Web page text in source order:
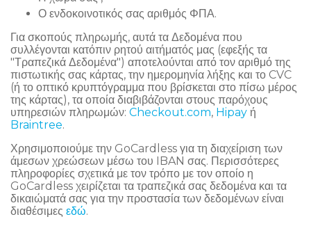
Ο ενδοκοινοτικός σας αριθμός ΦΠΑ.
Για σκοπούς πληρωμής, αυτά τα Δεδομένα που
συλλέγονται κατόπιν ρητού αιτήματός μας (εφεξής τα
"Τραπεζικά Δεδομένα") αποτελούνται από τον αριθμό της
πιστωτικής σας κάρτας, την ημερομηνία λήξης και το CVC
(ή το οπτικό κρυπτόγραμμα που βρίσκεται στο πίσω μέρος
της κάρτας), τα οποία διαβιβάζονται στους παρόχους
υπηρεσιών πληρωμών: Checkout.com, Hipay ή
Braintree.
Χρησιμοποιούμε την GoCardless για τη διαχείριση των
άμεσων χρεώσεων μέσω του IBAN σας. Περισσότερες
πληροφορίες σχετικά με τον τρόπο με τον οποίο η
GoCardless χειρίζεται τα τραπεζικά σας δεδομένα και τα
δικαιώματά σας για την προστασία των δεδομένων είναι
διαθέσιμες εδώ.